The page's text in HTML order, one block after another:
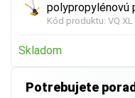
polypropylénovú
Kód produktu: VQ XL
Skladom
Potrebujete